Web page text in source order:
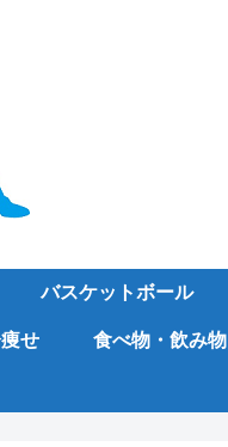
バスケットボール
せ 食べ物・飲み物